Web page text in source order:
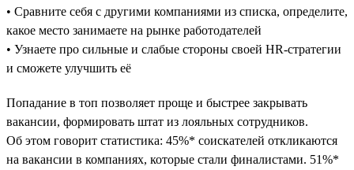
• Сравните себя с другими компаниями из списка, определите,
какое место занимаете на рынке работодателей
• Узнаете про сильные и слабые стороны своей HR-стратегии
и сможете улучшить её
Попадание в топ позволяет проще и быстрее закрывать
вакансии, формировать штат из лояльных сотрудников.
Об этом говорит статистика: 45%* соискателей откликаются
на вакансии в компаниях, которые стали финалистами. 51%*